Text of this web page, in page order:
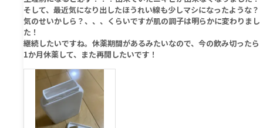
そして、最近気になり出したほうれい線も少しマシになったような？
気のせいかしら？、、、くらいですが肌の調子は明らかに変わりまし
た！
継続したいですね。休薬期間があるみたいなので、今の飲み切ったら
1か月休薬して、また再開したいです！